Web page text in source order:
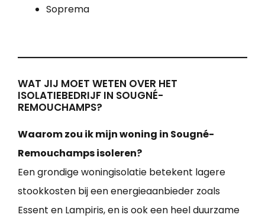
Soprema
WAT JIJ MOET WETEN OVER HET
ISOLATIEBEDRIJF IN SOUGNÉ-
REMOUCHAMPS?
Waarom zou ik mijn woning in Sougné-
Remouchamps isoleren?
Een grondige woningisolatie betekent lagere
stookkosten bij een energieaanbieder zoals
Essent en Lampiris, en is ook een heel duurzame